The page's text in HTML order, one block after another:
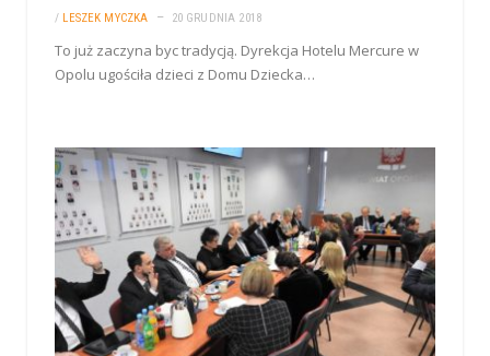
/ LESZEK MYCZKA 20 GRUDNIA 2018
To już zaczyna byc tradycją. Dyrekcja Hotelu Mercure w
Opolu ugościła dzieci z Domu Dziecka…